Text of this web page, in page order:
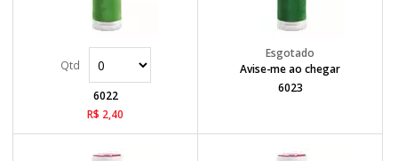
6022
R$ 2,40
Avise-me ao chegar
6023